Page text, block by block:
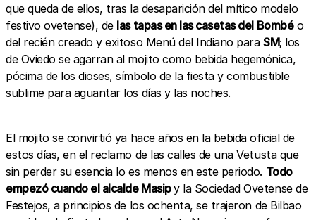
que queda de ellos, tras la desaparición del mítico modelo
festivo ovetense), de las tapas en las casetas del Bombéo
del recién creado y exitoso Menú del Indiano para SM; los
de Oviedo se agarran al mojito como bebida hegemónica,
pócima de los dioses, símbolo de la fiesta y combustible
sublime para aguantar los días y las noches.
El mojito se convirtió ya hace años en la bebida oficial de
estos días, en el reclamo de las calles de una Vetusta que
sin perder su esencia lo es menos en este periodo. Todo
empezó cuando el alcalde Masipy la Sociedad Ovetense de
Festejos, a principios de los ochenta, se trajeron de Bilbao